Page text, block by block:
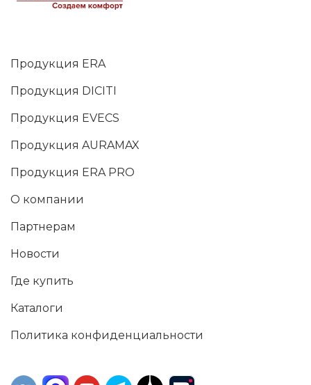
Продукция ERA
Продукция DICITI
Продукция EVECS
Продукция AURAMAX
Продукция ERA PRO
О компании
Партнерам
Новости
Где купить
Каталоги
Политика конфиденциальности